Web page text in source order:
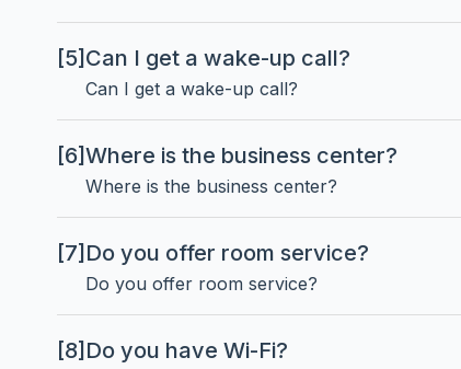
[5] Can I get a wake-up call?
Can I get a wake-up call?
[6]Where is the business center?
Where is the business center?
[7] Do you offer room service?
Do you offer room service?
[8] Do you have Wi-Fi?